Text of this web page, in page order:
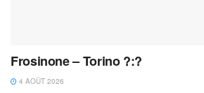
Frosinone – Torino ?:?
4 AOÛT 2026